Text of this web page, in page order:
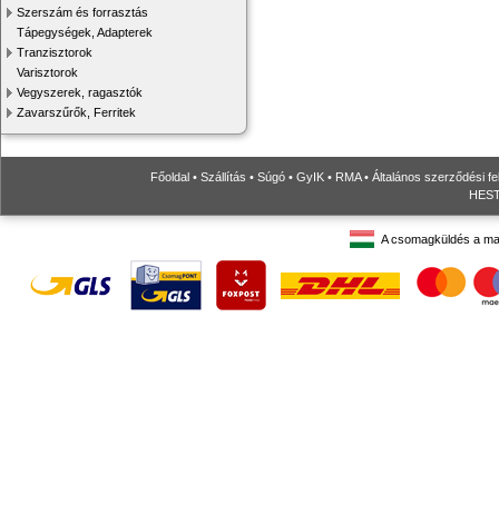
Szerszám és forrasztás
Tápegységek, Adapterek
Tranzisztorok
Varisztorok
Vegyszerek, ragasztók
Zavarszűrők, Ferritek
Főoldal • Szállítás • Súgó • GyIK • RMA• Általános szerződési
A csomagküldés a